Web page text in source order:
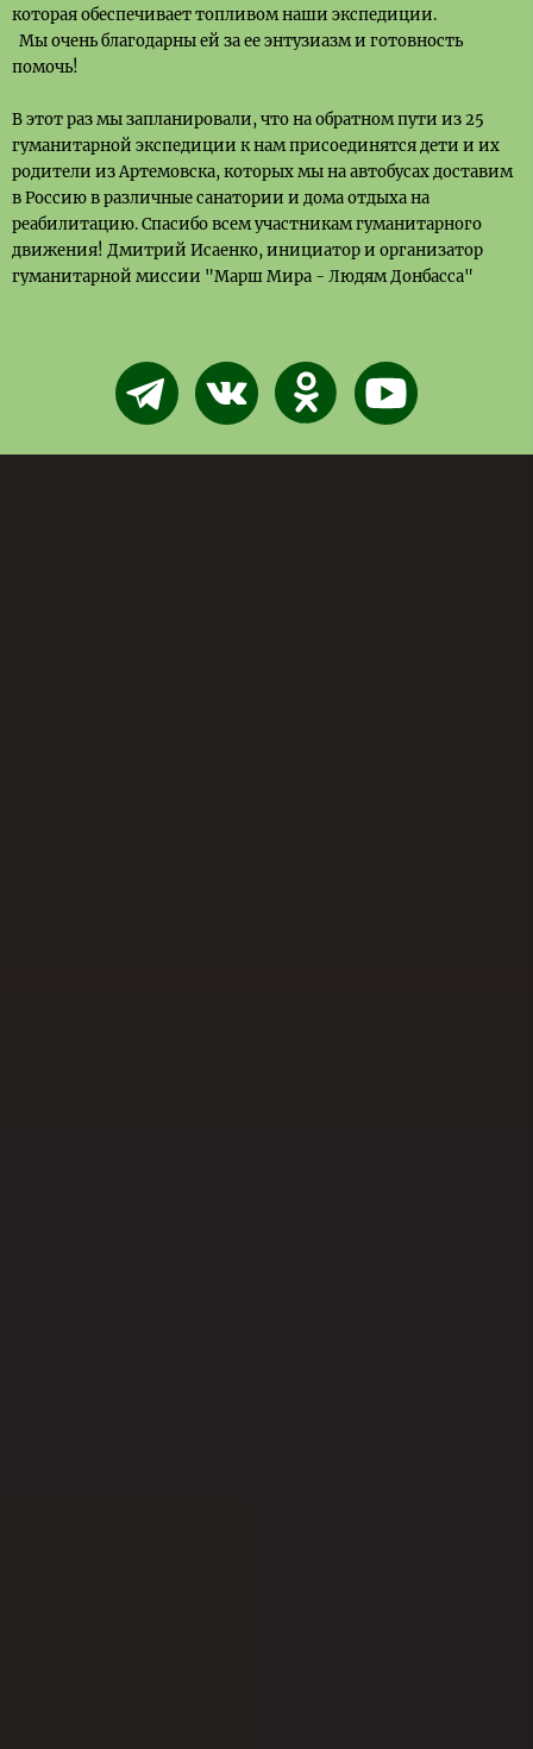
которая обеспечивает топливом наши экспедиции.
Мы очень благодарны ей за ее энтузиазм и готовность
помочь!
В этот раз мы запланировали, что на обратном пути из 25
гуманитарной экспедиции к нам присоединятся дети и их
родители из Артемовска, которых мы на автобусах доставим
в Россию в различные санатории и дома отдыха на
реабилитацию. Спасибо всем участникам гуманитарного
движения! Дмитрий Исаенко, инициатор и организатор
гуманитарной миссии "Марш Мира - Людям Донбасса"